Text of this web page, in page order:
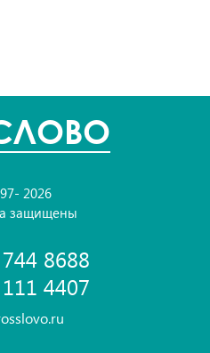
2026
защищены
8688
4407